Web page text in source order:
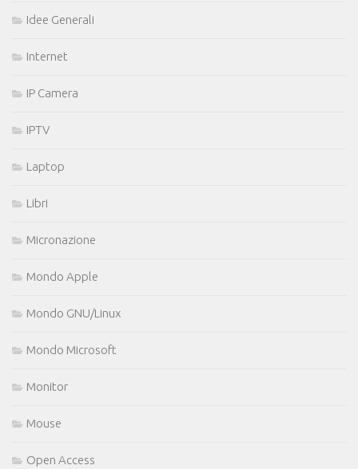
Idee Generali
Internet
IP Camera
IPTV
Laptop
Libri
Micronazione
Mondo Apple
Mondo GNU/Linux
Mondo Microsoft
Monitor
Mouse
Open Access